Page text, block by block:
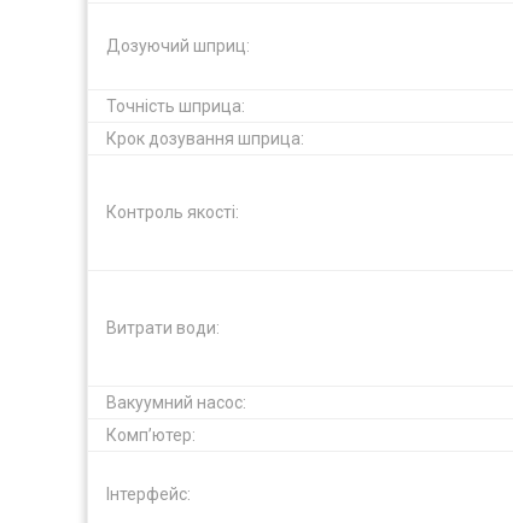
Дозуючий шприц:
Точність шприца:
Крок дозування шприца:
Контроль якості:
Витрати води:
Вакуумний насос:
Комп’ютер:
Інтерфейс: